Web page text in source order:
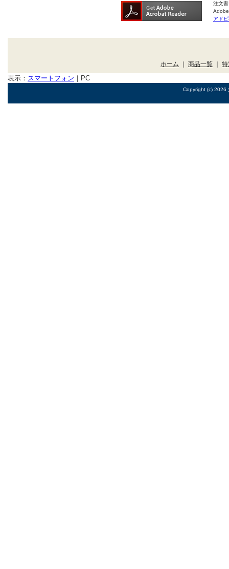
注文
アド
ホーム ｜ 商品一覧 ｜ 特
表示： スマートフォン ｜ PC
Copyright (c) 2026